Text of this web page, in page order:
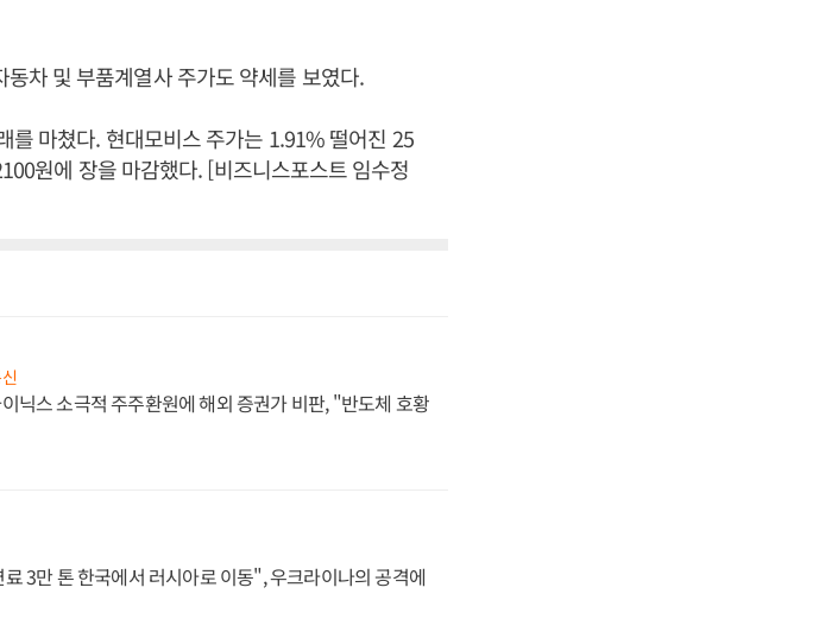
차 및 부품계열사 주가도 약세를 보였다.
마쳤다. 현대모비스 주가는 1.91% 떨어진 25
원에 장을 마감했다. [비즈니스포스트 임수정
닉스 소극적 주주환원에 해외 증권가 비판, "반도체 호황
3만 톤 한국에서 러시아로 이동", 우크라이나의 공격에